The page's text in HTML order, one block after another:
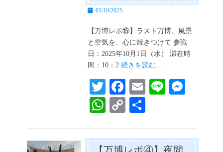
投
日
01/10/2025
【万博レポ⑮】ラスト万博。風景
と空気を、心に焼きつけて 参戦
日：2025年10月1日（水） 滞在時
間：10：2続きを読む…
T
wi
tte
r
Fa
ce
bo
ok
E
Li
ng
W
ts
C
y